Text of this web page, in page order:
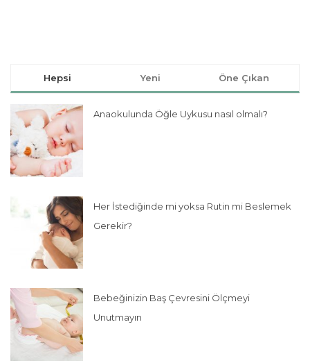
Hepsi Yeni Öne Çıkan
Anaokulunda Öğle Uykusu nasıl olmalı?
Her İstediğinde mi yoksa Rutin mi Beslemek
Gerekir?
Bebeğinizin Baş Çevresini Ölçmeyi
Unutmayın